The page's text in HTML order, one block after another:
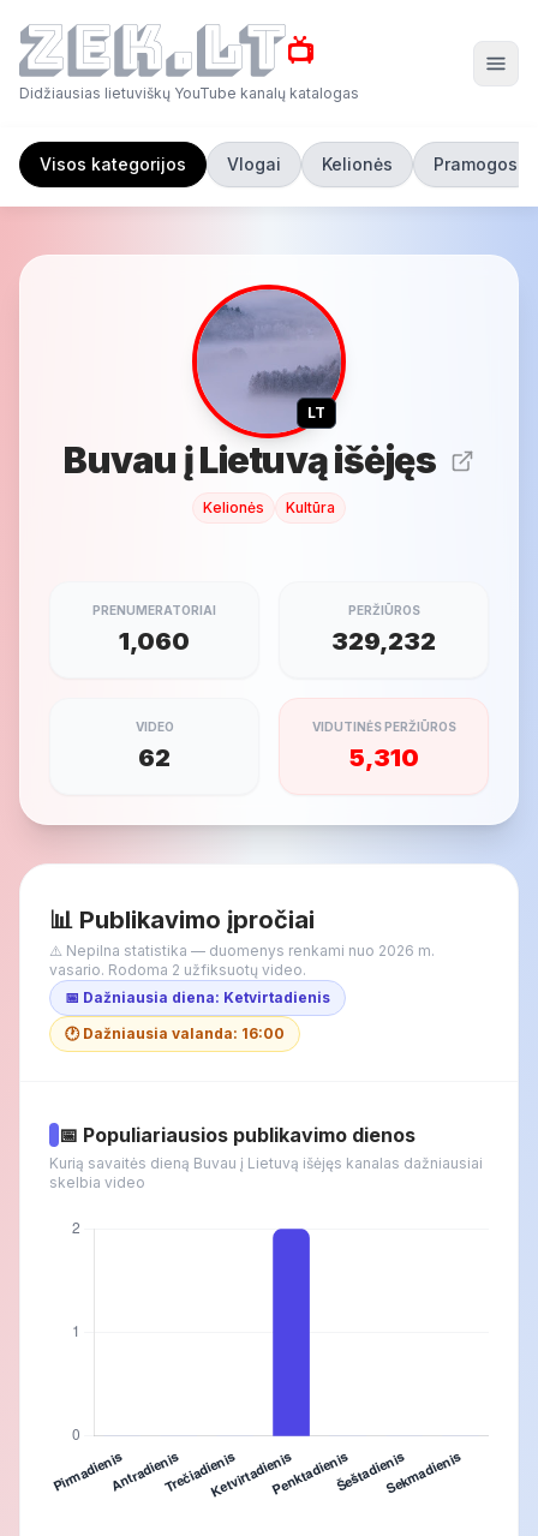
📺
Didžiausias lietuviškų YouTube kanalų katalogas
Visos kategorijos Vlogai Kelionės Pramogos
LT
Buvau į Lietuvą išėjęs
Kelionės Kultūra
PRENUMERATORIAI
1,060
PERŽIŪROS
329,232
VIDEO
62
VIDUTINĖS PERŽIŪROS
5,310
📊 Publikavimo įpročiai
⚠️ Nepilna statistika — duomenys renkami nuo 2026 m.
vasario. Rodoma 2 užfiksuotų video.
📅 Dažniausia diena: Ketvirtadienis
🕐 Dažniausia valanda: 16:00
📅 Populiariausios publikavimo dienos
Kurią savaitės dieną Buvau į Lietuvą išėjęs kanalas dažniausiai
skelbia video